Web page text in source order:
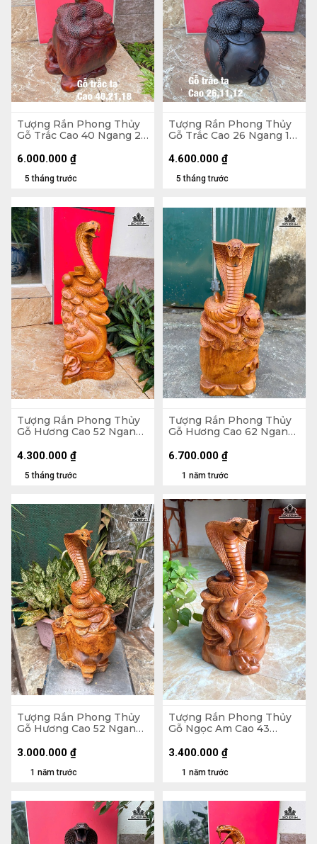
Tượng Rắn Phong Thủy
Gỗ Trắc Cao 40 Ngang 21
5 tháng trước
6.000.000 ₫
Tượng Rắn Phong Thủy
Gỗ Trắc Cao 26 Ngang 11
5 tháng trước
4.600.000 ₫
Tượng Rắn Phong Thủy
Gỗ Hương Cao 52 Ngang
5 tháng trước
4.300.000 ₫
Tượng Rắn Phong Thủy
Gỗ Hương Cao 62 Ngang
1 năm trước
6.700.000 ₫
Tượng Rắn Phong Thủy
Gỗ Hương Cao 52 Ngang
1 năm trước
3.000.000 ₫
Tượng Rắn Phong Thủy
Gỗ Ngọc Am Cao 43
1 năm trước
3.400.000 ₫